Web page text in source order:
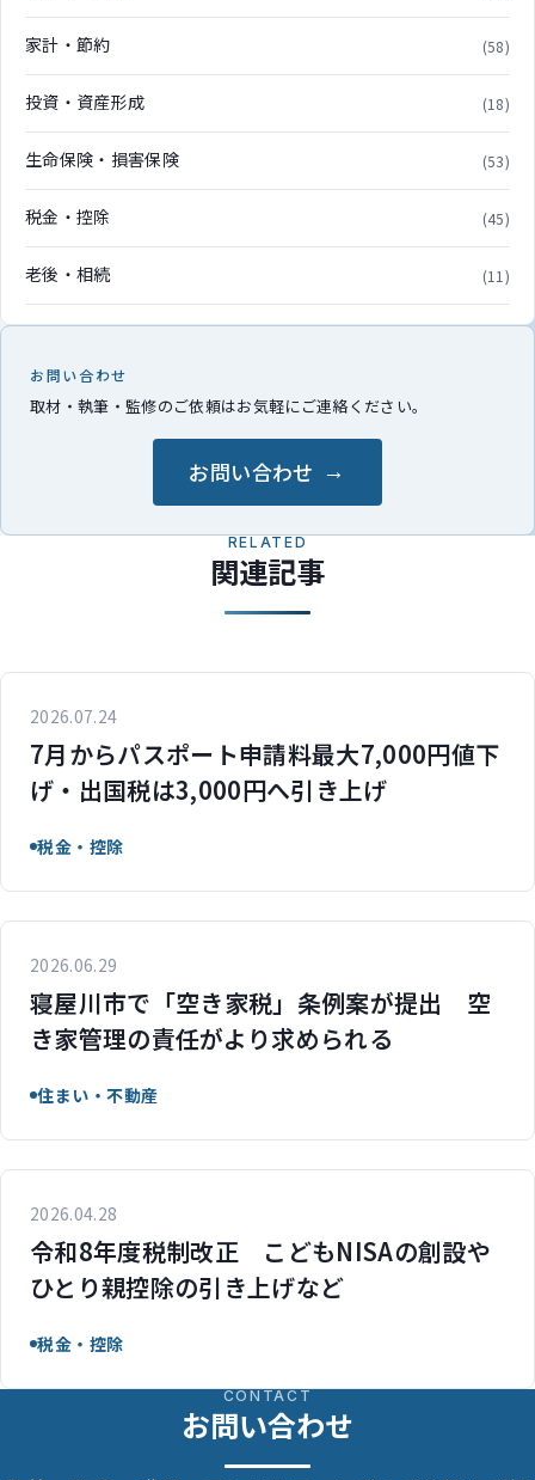
家計・節約 (58)
投資・資産形成 (18)
生命保険・損害保険 (53)
税金・控除 (45)
老後・相続 (11)
お問い合わせ
取材・執筆・監修のご依頼はお気軽にご連絡ください。
お問い合わせ
RELATED
関連記事
2026.07.24
7月からパスポート申請料最大7,000円値下
げ・出国税は3,000円へ引き上げ
税金・控除
2026.06.29
寝屋川市で「空き家税」条例案が提出 空
き家管理の責任がより求められる
住まい・不動産
2026.04.28
令和8年度税制改正 こどもNISAの創設や
ひとり親控除の引き上げなど
税金・控除
CONTACT
お問い合わせ